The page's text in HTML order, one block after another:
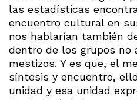
las estadísticas
encuentro cultural en
nos hablarían también
dentro de los grupos no
mestizos. Y es que, el
síntesis y encuentro,
unidad y esa unidad